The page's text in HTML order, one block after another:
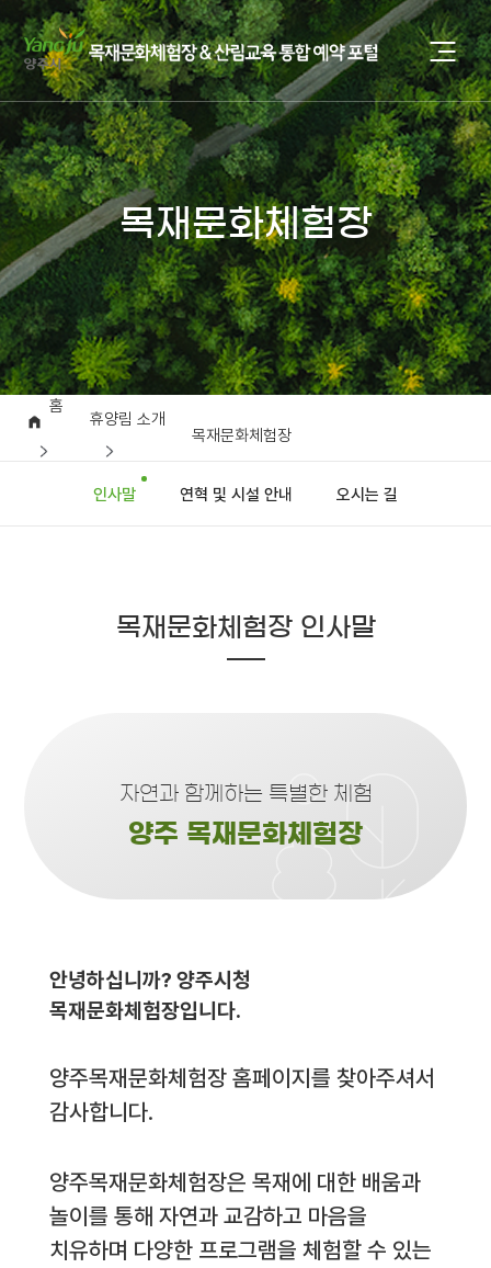
목재문화체험장
홈
휴양림 소개
목재문화체험장
인사말 연혁 및 시설 안내 오시는 길
목재문화체험장 인사말
자연과 함께하는 특별한 체험
양주 목재문화체험장
안녕하십니까? 양주시청
목재문화체험장입니다.
양주목재문화체험장 홈페이지를 찾아주셔서
감사합니다.
양주목재문화체험장은 목재에 대한 배움과
놀이를 통해 자연과 교감하고 마음을
치유하며 다양한 프로그램을 체험할 수 있는